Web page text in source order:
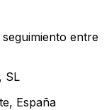
entre
SL
España